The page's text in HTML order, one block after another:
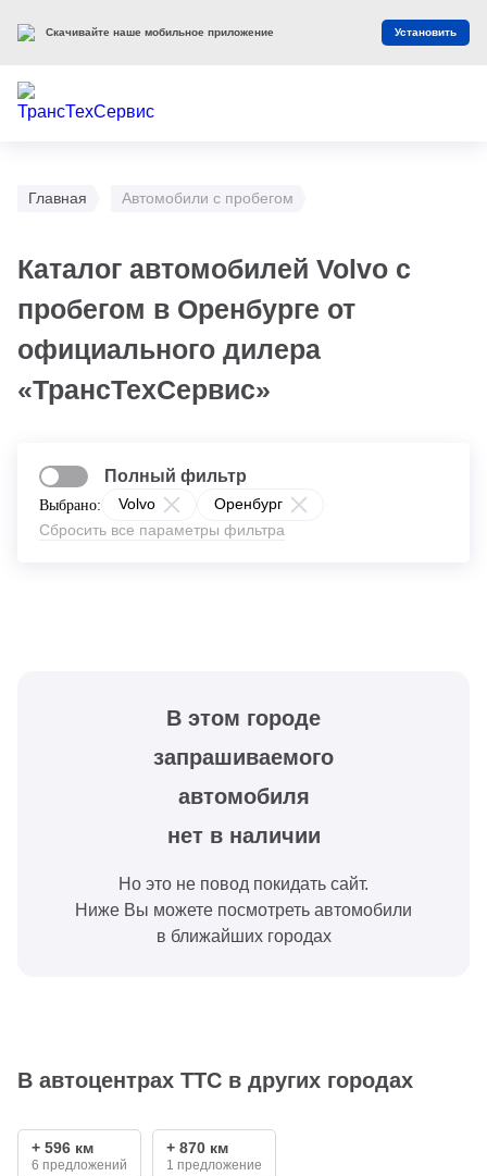
Главная Автомобили с пробегом
Каталог автомобилей Volvo с
пробегом в Оренбурге от
официального дилера
«ТрансТехСервис»
Выбрано: Volvo
Оренбург
Сбросить все параметры фильтра
Полный фильтр
В этом городе
запрашиваемого
автомобиля
нет в наличии
Но это не повод покидать сайт.
Ниже Вы можете посмотреть автомобили
в ближайших городах
В автоцентрах ТТС в других городах
+ 596 км
6 предложений
+ 870 км
1 предложение
Скачивайте наше мобильное приложение Установить